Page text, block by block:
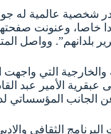
شخصية عالمية له
وعنونت
بلدانهم”. وواصل
والخارجية التي
عبقرية الأمير عبد
المؤسساتي